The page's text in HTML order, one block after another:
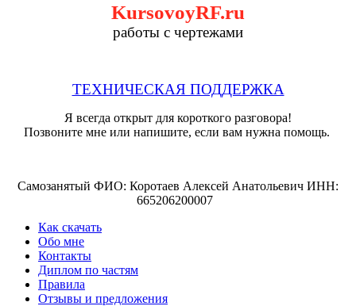
KursovoyRF.ru
работы с чертежами
ТЕХНИЧЕСКАЯ ПОДДЕРЖКА
Я всегда открыт для короткого разговора!
Позвоните мне или напишите, если вам нужна помощь.
Самозанятый ФИО: Коротаев Алексей Анатольевич ИНН:
665206200007
Как скачать
Обо мне
Контакты
Диплом по частям
Правила
Отзывы и предложения